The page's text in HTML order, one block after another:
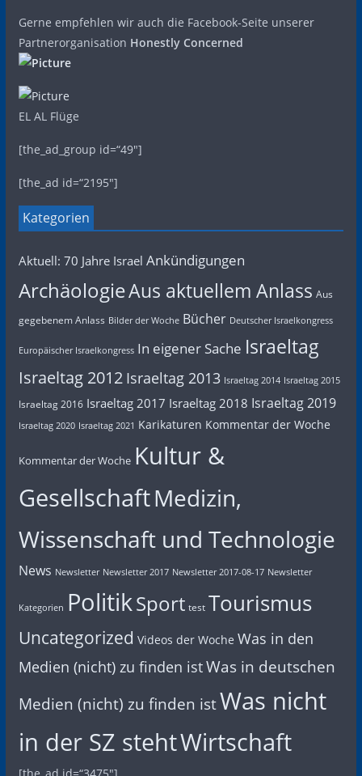
Gerne empfehlen wir auch die Facebook-Seite unserer
Partnerorganisation Honestly Concerned
EL AL Flüge
[the_ad_group id=“49″]
[the_ad id=“2195″]
Kategorien
Aktuell: 70 Jahre Israel Ankündigungen
ArchäologieAus aktuellem Anlass Aus
gegebenem Anlass Bilder der Woche Bücher Deutscher Israelkongress
Europäischer Israelkongress In eigener Sache Israeltag
Israeltag 2012 Israeltag 2013 Israeltag 2014 Israeltag 2015
Israeltag 2016 Israeltag 2017 Israeltag 2018 Israeltag 2019
Israeltag 2020 Israeltag 2021 Karikaturen Kommentar der Woche
Kommentar der Woche Kultur &
GesellschaftMedizin,
Wissenschaft und Technologie
News Newsletter Newsletter 2017 Newsletter 2017-08-17 Newsletter
Kategorien PolitikSport test Tourismus
Uncategorized Videos der Woche Was in den
Medien (nicht) zu finden istWas in deutschen
Medien (nicht) zu finden istWas nicht
in der SZ stehtWirtschaft